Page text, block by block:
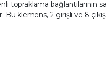
topraklama bağlantılarının
klemens, 2 girişli ve 8